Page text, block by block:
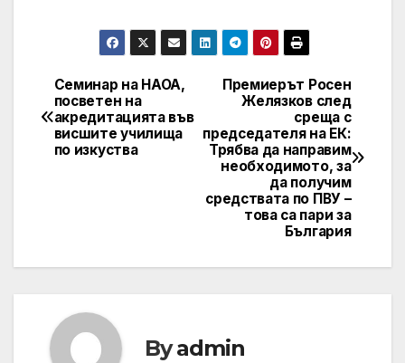
Post
navigation
Премиерът Росен
Желязков след
среща с
председателя на ЕК:
Трябва да направим
необходимото, за
да получим
средствата по ПВУ –
това са пари за
България
Семинар на НАОА,
посветен на
акредитацията във
висшите училища
по изкуства
Byadmin